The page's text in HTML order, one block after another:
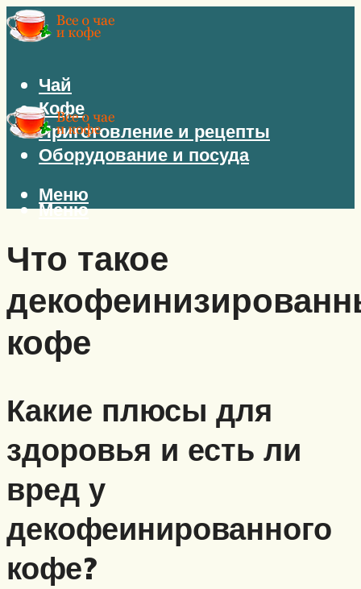
Чай
Кофе
Приготовление и рецепты
Оборудование и посуда
Меню
Меню
Что такое
кофе
Какие плюсы для
здоровья и есть ли
вред у
декофеинированного
кофе?